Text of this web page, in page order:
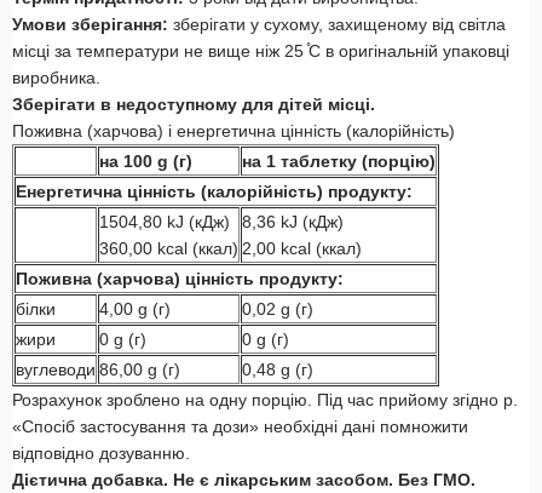
Умови зберігання: зберігати у сухому, захищеному від світла
місці за температури не вище ніж 25 ̊С в оригінальній упаковці
виробника.
Зберігати в недоступному для дітей місці.
Поживна (харчова) і енергетична цінність (калорійність)
на 100 g (г)
на 1 таблетку (порцію)
Енергетична цінність (калорійність) продукту:
1504,80 kJ (кДж)
360,00 kcal (ккал)
8,36 kJ (кДж)
2,00 kcal (ккал)
Поживна (харчова) цінність продукту:
білки
4,00 g (г)
0,02 g (г)
жири
0 g (г)
0 g (г)
вуглеводи 86,00 g (г)
0,48 g (г)
Розрахунок зроблено на одну порцію. Під час прийому згідно р.
«Спосіб застосування та дози» необхідні дані помножити
відповідно дозуванню.
Дієтична добавка. Не є лікарським засобом. Без ГМО.